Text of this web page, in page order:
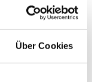
Über Cookies